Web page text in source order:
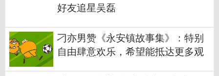
好友追星吴磊
刁亦男赞《永安镇故事集》：特别
自由肆意欢乐，希望能抵达更多观